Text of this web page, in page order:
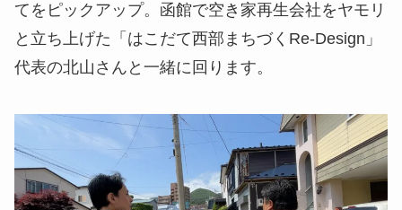
てをピックアップ。函館で空き家再生会社をヤモリ
と立ち上げた「はこだて西部まちづくRe-Design」
代表の北山さんと一緒に回ります。